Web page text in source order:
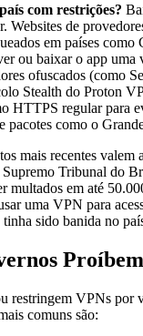
com restrições?
Websites de
em países como
ou baixar o app uma
ofuscados (como
Stealth do Proton
HTTPS regular para
pacotes como o
mais recentes valem
Tribunal do
multados em até
uma VPN para
sido banida no
restringem VPNs por
comuns são: